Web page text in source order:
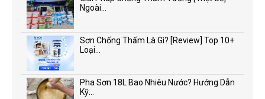
Ngoài...
Sơn Chống Thấm Là Gì? [Review] Top 10+
Loại...
Pha Sơn 18L Bao Nhiêu Nước? Hướng Dẫn
Kỹ...